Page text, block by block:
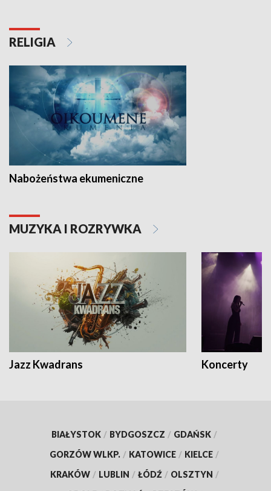
RELIGIA
Nabożeństwa ekumeniczne
MUZYKA I ROZRYWKA
Jazz Kwadrans Koncerty
BIAŁYSTOK / BYDGOSZCZ / GDAŃSK /
GORZÓW WLKP. / KATOWICE / KIELCE /
KRAKÓW / LUBLIN / ŁÓDŹ / OLSZTYN /